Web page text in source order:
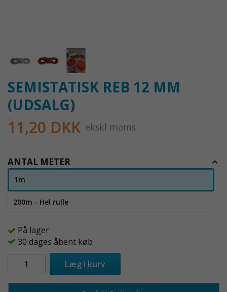
SEMISTATISK REB 12 MM
(UDSALG)
11,20 DKK ekskl moms
ANTAL METER
1m
200m - Hel rulle
På lager
30 dages åbent køb
Læg i kurv